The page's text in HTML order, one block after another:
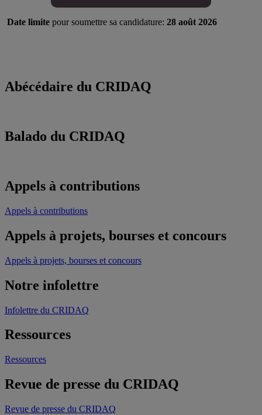
Date limite pour soumettre sa candidature: 28 août 2026
Abécédaire du CRIDAQ
Balado du CRIDAQ
Appels à contributions
Appels à contributions
Appels à projets, bourses et concours
Appels à projets, bourses et concours
Notre infolettre
Infolettre du CRIDAQ
Ressources
Ressources
Revue de presse du CRIDAQ
Revue de presse du CRIDAQ